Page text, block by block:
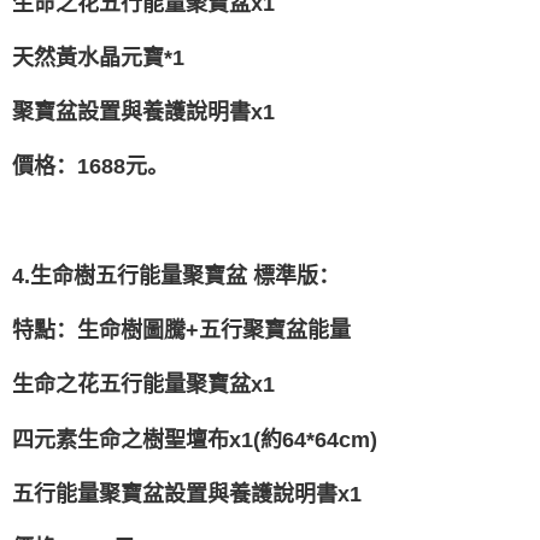
天然黃水晶元寶*1
聚寶盆設置與養護說明書x1
價格：1688元。
4.生命樹五行能量聚寶盆 標準版：
特點：生命樹圖騰+五行聚寶盆能量
生命之花五行能量聚寶盆x1
四元素生命之樹聖壇布x1(約64*64cm)
五行能量聚寶盆設置與養護說明書x1